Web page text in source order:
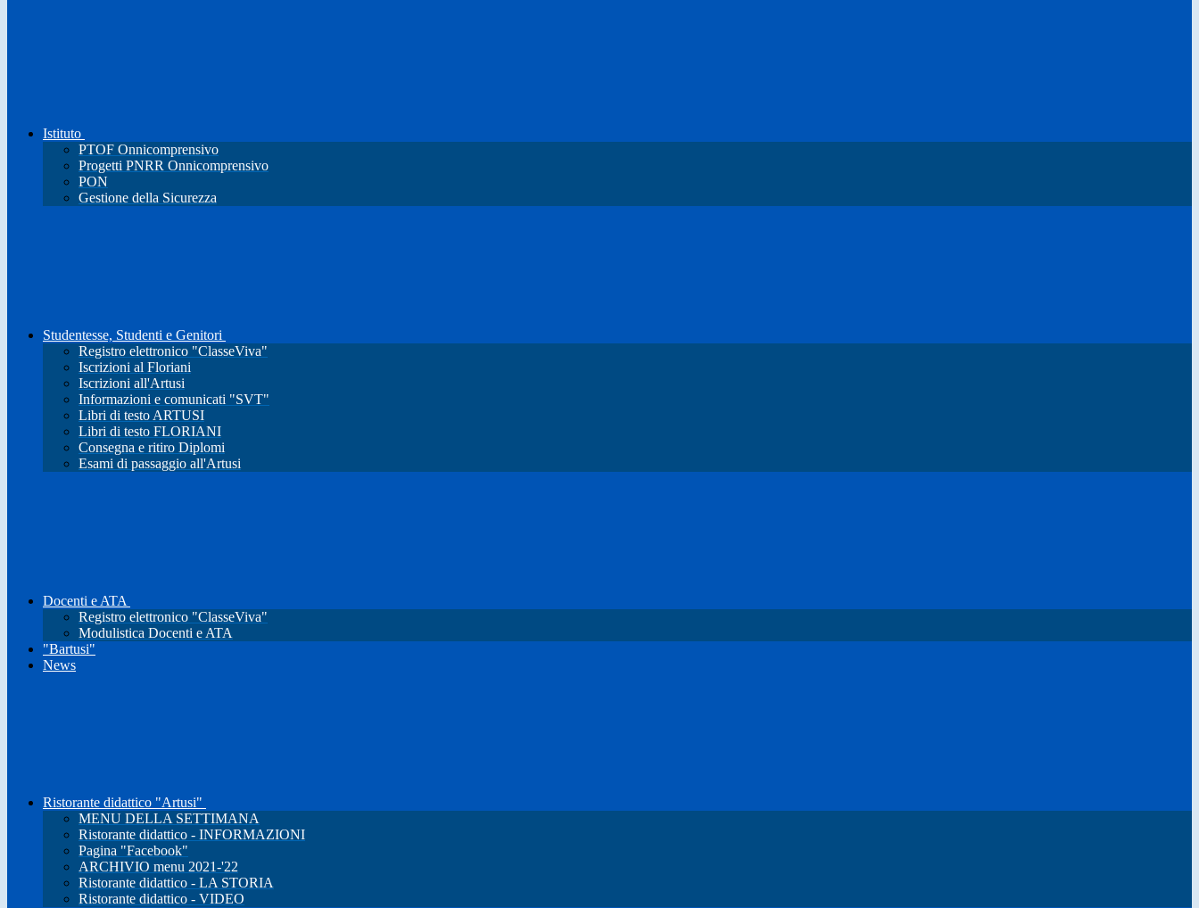
Istituto
PTOF Onnicomprensivo
Progetti PNRR Onnicomprensivo
PON
Gestione della Sicurezza
Studentesse, Studenti e Genitori
Registro elettronico "ClasseViva"
Iscrizioni al Floriani
Iscrizioni all'Artusi
Informazioni e comunicati "SVT"
Libri di testo ARTUSI
Libri di testo FLORIANI
Consegna e ritiro Diplomi
Esami di passaggio all'Artusi
Docenti e ATA
Registro elettronico "ClasseViva"
Modulistica Docenti e ATA
"Bartusi"
News
Ristorante didattico "Artusi"
MENU DELLA SETTIMANA
Ristorante didattico - INFORMAZIONI
Pagina "Facebook"
ARCHIVIO menu 2021-'22
Ristorante didattico - LA STORIA
Ristorante didattico - VIDEO